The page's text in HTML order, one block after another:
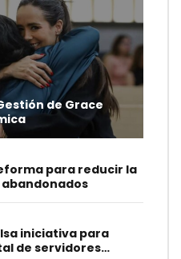
de Grace
para reducir la
iniciativa para
de servidores